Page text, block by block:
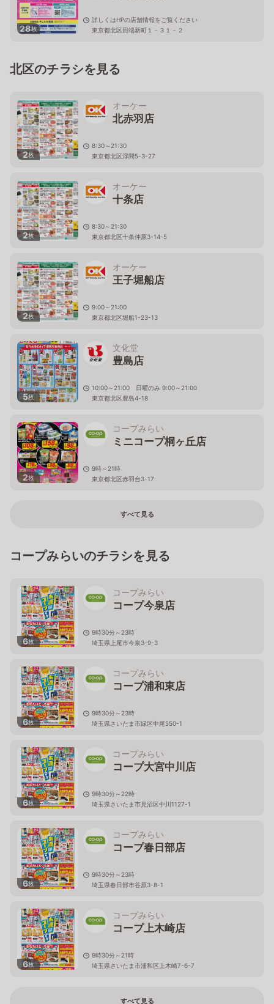
28枚
詳しくはHPの店舗情報をご覧ください
東京都北区田端新町１－３１－２
北区のチラシを見る
2枚
オーケー
北赤羽店
8:30～21:30
東京都北区浮間5-3-27
2枚
オーケー
十条店
8:30～21:30
東京都北区十条仲原3-14-5
2枚
オーケー
王子堀船店
9:00～21:00
東京都北区堀船1-23-13
5枚
文化堂
豊島店
10:00～21:00 日曜のみ 9:00～21:00
東京都北区豊島4-18
2枚
コープみらい
ミニコープ桐ヶ丘店
9時～21時
東京都北区赤羽台3-17
すべて見る
コープみらいのチラシを見る
6枚
コープみらい
コープ今泉店
9時30分～23時
埼玉県上尾市今泉3-9-3
6枚
コープみらい
コープ浦和東店
9時30分～23時
埼玉県さいたま市緑区中尾550-1
6枚
コープみらい
コープ大宮中川店
9時30分～22時
埼玉県さいたま市見沼区中川1127-1
6枚
コープみらい
コープ春日部店
9時30分～23時
埼玉県春日部市谷原3-8-1
6枚
コープみらい
コープ上木崎店
9時30分～21時
埼玉県さいたま市浦和区上木崎7-6-7
すべて見る